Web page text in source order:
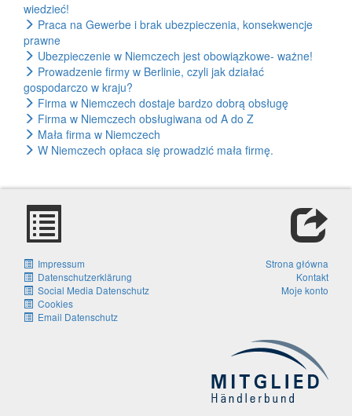
wiedzieć!
Praca na Gewerbe i brak ubezpieczenia, konsekwencje
prawne
Ubezpieczenie w Niemczech jest obowiązkowe- ważne!
Prowadzenie firmy w Berlinie, czyli jak działać
gospodarczo w kraju?
Firma w Niemczech dostaje bardzo dobrą obsługę
Firma w Niemczech obsługiwana od A do Z
Mała firma w Niemczech
W Niemczech opłaca się prowadzić mała firmę.
Impressum
Datenschutzerklärung
Social Media Datenschutz
Cookies
Email Datenschutz
Strona główna
Kontakt
Moje konto